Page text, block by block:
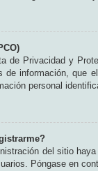
de Privacidad y
de información, que
personal
del sitio
Póngase en